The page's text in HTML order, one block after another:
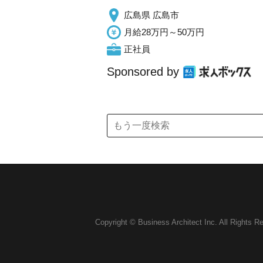
広島県 広島市
月給28万円～50万円
正社員
Sponsored by
Copyright © Business Architect Inc. All Rights